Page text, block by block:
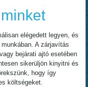
elégedett legyen, és
A zárjavítás
bejárati ajtó esetében
sikerüljön kinyitni és
hogy így
költségeket.